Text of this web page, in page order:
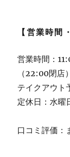
【営業時間
営業時間：
（22:00閉店）
テイクアウト
定休日：水曜
口コミ評価：